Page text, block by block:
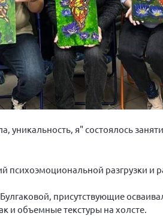
уникальность, я" состоялось
разгрузки и
присутствующие
и объемные текстуры на холсте.